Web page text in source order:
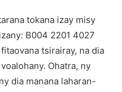
tokana izay misy
B004 2201 4027
tsirairay, na dia
Ohatra, ny
dia manana laharan-